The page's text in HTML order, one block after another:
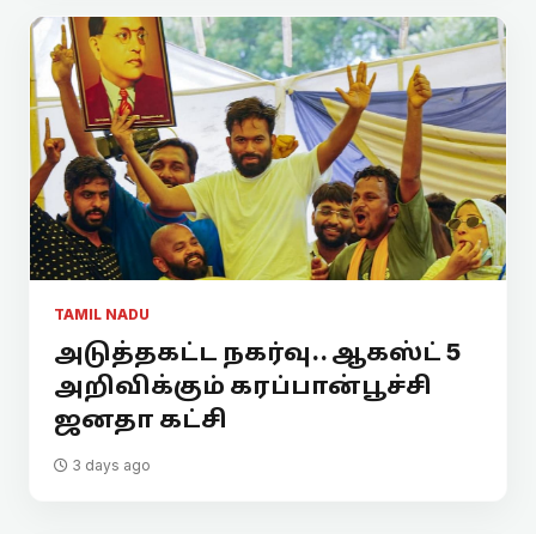
TAMIL NADU
அடுத்தகட்ட நகர்வு.. ஆகஸ்ட் 5
அறிவிக்கும் கரப்பான்பூச்சி
ஜனதா கட்சி
3 days ago